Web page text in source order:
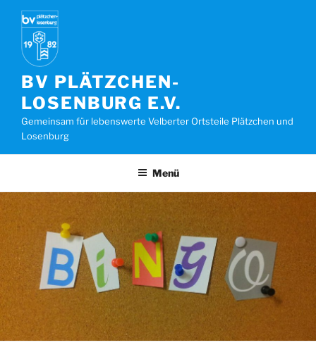
Zum
Inhalt
springen
BV PLÄTZCHEN-
LOSENBURG E.V.
Gemeinsam für lebenswerte Velberter Ortsteile Plätzchen und
Losenburg
Menü